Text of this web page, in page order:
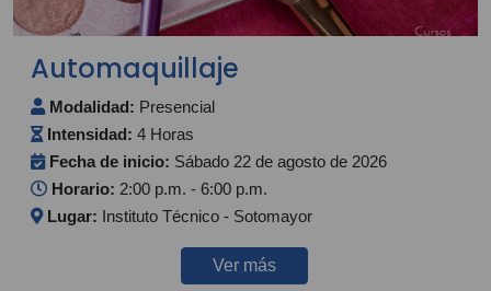
Automaquillaje
Modalidad: Presencial
Intensidad: 4 Horas
Fecha de inicio: Sábado 22 de agosto de 2026
Horario: 2:00 p.m. - 6:00 p.m.
Lugar: Instituto Técnico - Sotomayor
Ver más